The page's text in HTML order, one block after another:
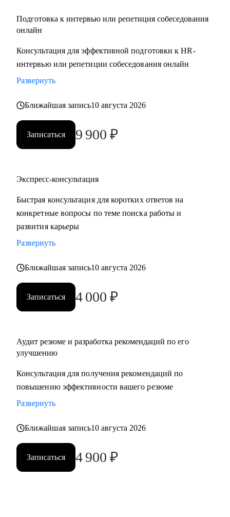
Подготовка к интервью или репетиция собеседования
онлайн
Консультация для эффективной подготовки к HR-
интервью или репетиции собеседования онлайн
Развернуть
Ближайшая запись10 августа 2026
Записаться 9 900 ₽
Экспресс-консультация
Быстрая консультация для коротких ответов на
конкретные вопросы по теме поиска работы и
развития карьеры
Развернуть
Ближайшая запись10 августа 2026
Записаться 4 000 ₽
Аудит резюме и разработка рекомендаций по его
улучшению
Консультация для получения рекомендаций по
повышению эффективности вашего резюме
Развернуть
Ближайшая запись10 августа 2026
Записаться 4 900 ₽